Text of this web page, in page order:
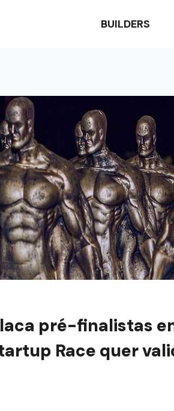
BUILDERS
pré-finalistas
Race quer